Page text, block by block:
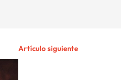
Artículo siguiente